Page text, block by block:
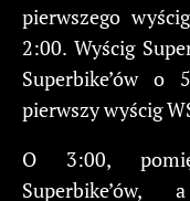
pierwszego
2:00. Wyścig
Superbike’ów o
pierwszy wyścig
O 3:00,
Superbike’ów,